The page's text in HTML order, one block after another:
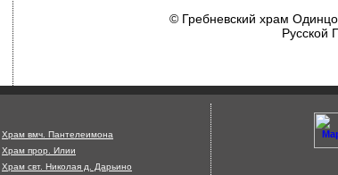
© Гребневский храм
Русской
Храм вмч. Пантелеимона
Храм прор. Илии
Храм свт. Николая д. Дарьино